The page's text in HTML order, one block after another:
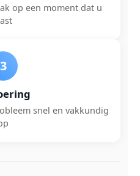
op een moment dat u
3
snel en vakkundig